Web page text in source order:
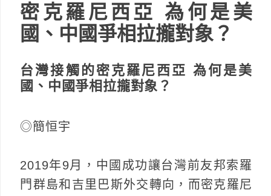
密克羅尼西亞 為何是美
國、中國爭相拉攏對象？
台灣接觸的密克羅尼西亞 為何是美
國、中國爭相拉攏對象？
◎簡恒宇
2019年9月，中國成功讓台灣前友邦索羅
門群島和吉里巴斯外交轉向，而密克羅尼